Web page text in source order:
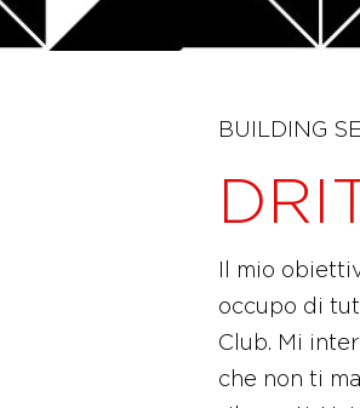
BUILDING
Il mio
occupo di
Club. Mi
che non ti